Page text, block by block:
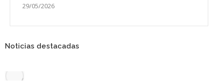
29/05/2026
Noticias destacadas